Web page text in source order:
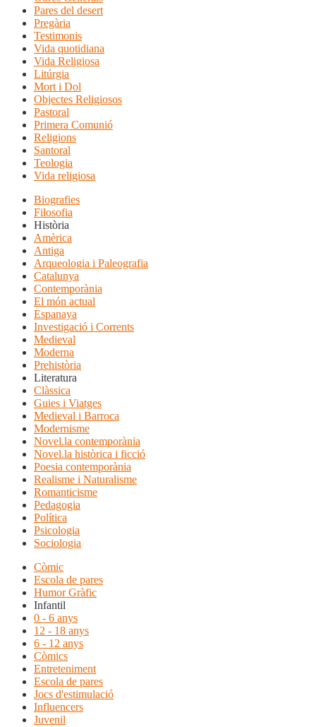
Pares del desert
Pregària
Testimonis
Vida quotidiana
Vida Religiosa
Litúrgia
Mort i Dol
Objectes Religiosos
Pastoral
Primera Comunió
Religions
Santoral
Teologia
Vida religiosa
Biografies
Filosofia
Història
Amèrica
Antiga
Arqueologia i Paleografia
Catalunya
Contemporània
El món actual
Espanaya
Investigació i Corrents
Medieval
Moderna
Prehistòria
Literatura
Clàssica
Guies i Viatges
Medieval i Barroca
Modernisme
Novel.la contemporània
Novel.la històrica i ficció
Poesia contemporània
Realisme i Naturalisme
Romanticisme
Pedagogia
Política
Psicologia
Sociologia
Còmic
Escola de pares
Humor Gràfic
Infantil
0 - 6 anys
12 - 18 anys
6 - 12 anys
Còmics
Entreteniment
Escola de pares
Jocs d'estimulació
Influencers
Juvenil